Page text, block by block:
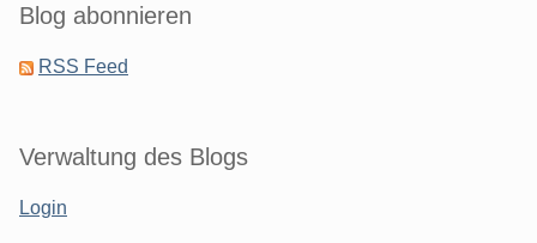
Blog abonnieren
RSS Feed
Verwaltung des Blogs
Login